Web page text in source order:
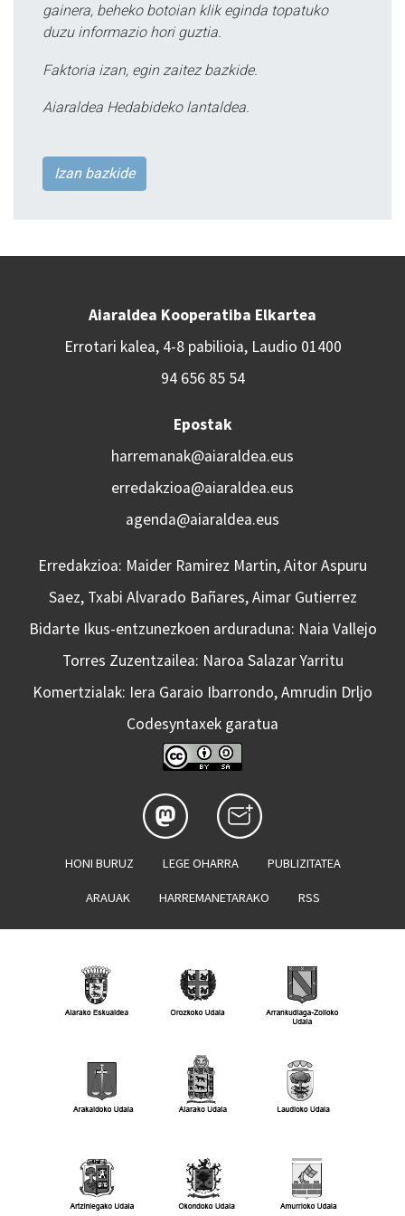
gainera, beheko botoian klik eginda topatuko
duzu informazio hori guztia.
Faktoria izan, egin zaitez bazkide.
Aiaraldea Hedabideko lantaldea.
Izan bazkide
Aiaraldea Kooperatiba Elkartea
Errotari kalea, 4-8 pabilioia, Laudio 01400
94 656 85 54
Epostak
harremanak@aiaraldea.eus
erredakzioa@aiaraldea.eus
agenda@aiaraldea.eus
Erredakzioa: Maider Ramirez Martin, Aitor Aspuru
Saez, Txabi Alvarado Bañares, Aimar Gutierrez
Bidarte Ikus-entzunezkoen arduraduna: Naia Vallejo
Torres Zuzentzailea: Naroa Salazar Yarritu
Komertzialak: Iera Garaio Ibarrondo, Amrudin Drljo
Codesyntaxek garatua
HONI BURUZ LEGE OHARRA PUBLIZITATEA
ARAUAK HARREMANETARAKO RSS